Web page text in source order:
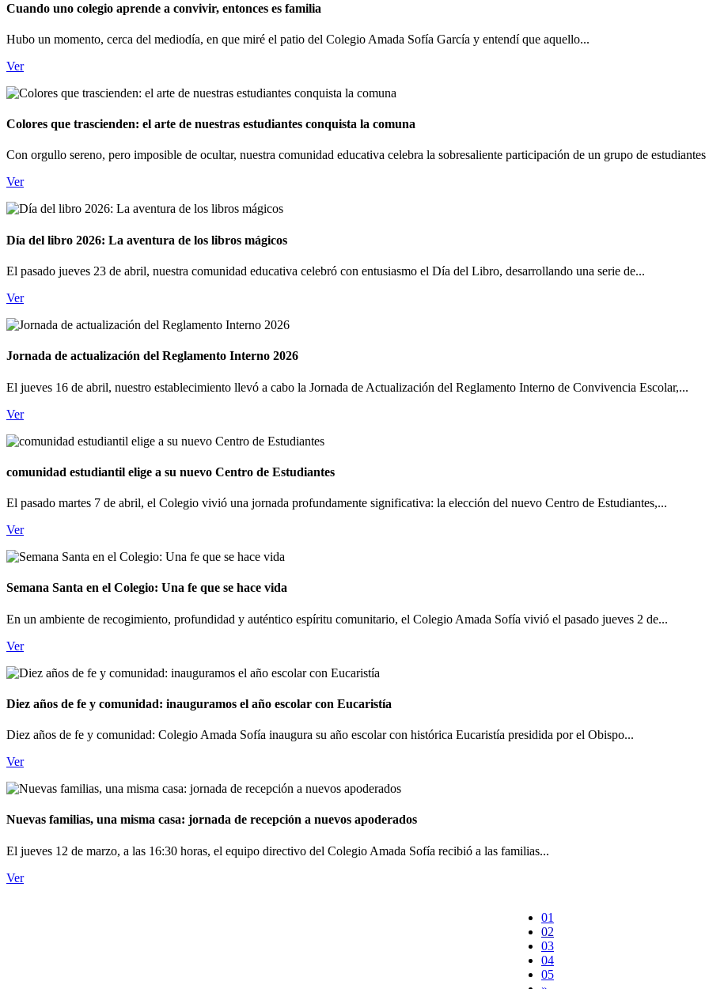
Cuando uno colegio aprende a convivir, entonces es familia
Hubo un momento, cerca del mediodía, en que miré el patio del Colegio Amada Sofía García y entendí que aquello...
Ver
Colores que trascienden: el arte de nuestras estudiantes conquista la comuna
Con orgullo sereno, pero imposible de ocultar, nuestra comunidad educativa celebra la sobresaliente participación de un grupo de estudiantes
Ver
Día del libro 2026: La aventura de los libros mágicos
El pasado jueves 23 de abril, nuestra comunidad educativa celebró con entusiasmo el Día del Libro, desarrollando una serie de...
Ver
Jornada de actualización del Reglamento Interno 2026
El jueves 16 de abril, nuestro establecimiento llevó a cabo la Jornada de Actualización del Reglamento Interno de Convivencia Escolar,...
Ver
comunidad estudiantil elige a su nuevo Centro de Estudiantes
El pasado martes 7 de abril, el Colegio vivió una jornada profundamente significativa: la elección del nuevo Centro de Estudiantes,...
Ver
Semana Santa en el Colegio: Una fe que se hace vida
En un ambiente de recogimiento, profundidad y auténtico espíritu comunitario, el Colegio Amada Sofía vivió el pasado jueves 2 de...
Ver
Diez años de fe y comunidad: inauguramos el año escolar con Eucaristía
Diez años de fe y comunidad: Colegio Amada Sofía inaugura su año escolar con histórica Eucaristía presidida por el Obispo...
Ver
Nuevas familias, una misma casa: jornada de recepción a nuevos apoderados
El jueves 12 de marzo, a las 16:30 horas, el equipo directivo del Colegio Amada Sofía recibió a las familias...
Ver
01
02
03
04
05